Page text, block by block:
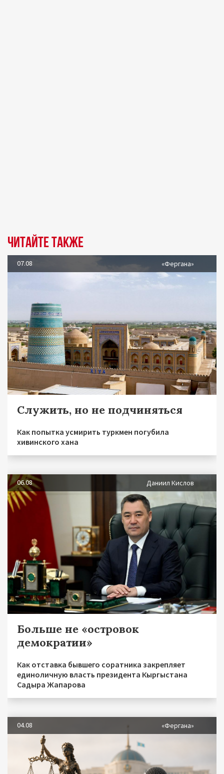
Читайте также
07.08 «Фергана»
Служить, но не подчиняться
Как попытка усмирить туркмен погубила
хивинского хана
06.08 Даниил Кислов
Больше не «островок
демократии»
Как отставка бывшего соратника закрепляет
единоличную власть президента Кыргыстана
Садыра Жапарова
04.08 «Фергана»